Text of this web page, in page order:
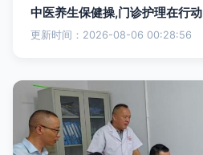
中医养生保健操,门诊护理在行动
更新时间：2026-08-06 00:28:56